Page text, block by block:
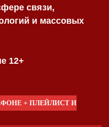
связи,
и массовых
12+
+ ПЛЕЙЛИСТ И